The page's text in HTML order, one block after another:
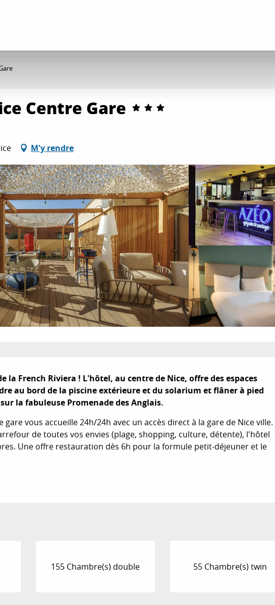
Centre Gare
M'y rendre
la French Riviera ! L'hôtel, au centre de Nice, offre des espaces
au bord de la piscine extérieure et du solarium et flâner à pied
la fabuleuse Promenade des Anglais.
gare vous accueille 24h/24h avec un accès direct à la gare de Nice ville.
de toutes vos envies (plage, shopping, culture, détente), l'hôtel
Une offre restauration dès 6h pour la formule petit-déjeuner et le
155 Chambre(s) double 55 Chambre(s) twin